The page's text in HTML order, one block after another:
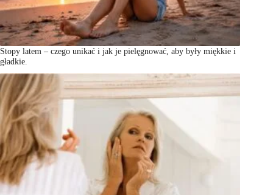
Stopy latem – czego unikać i jak je pielęgnować, aby były miękkie i
gładkie.